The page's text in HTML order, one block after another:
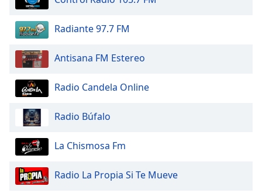
dialog
window.
Escape
cancel
window.
Text
Color
Radiante 97.7 FM
Antisana FM Estereo
Radio Candela Online
Radio Búfalo
La Chismosa Fm
Radio La Propia Si Te Mueve